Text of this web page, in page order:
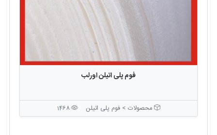
فوم پلی اتیلن اورلب
محصولات > فوم پلی اتیلن 1468